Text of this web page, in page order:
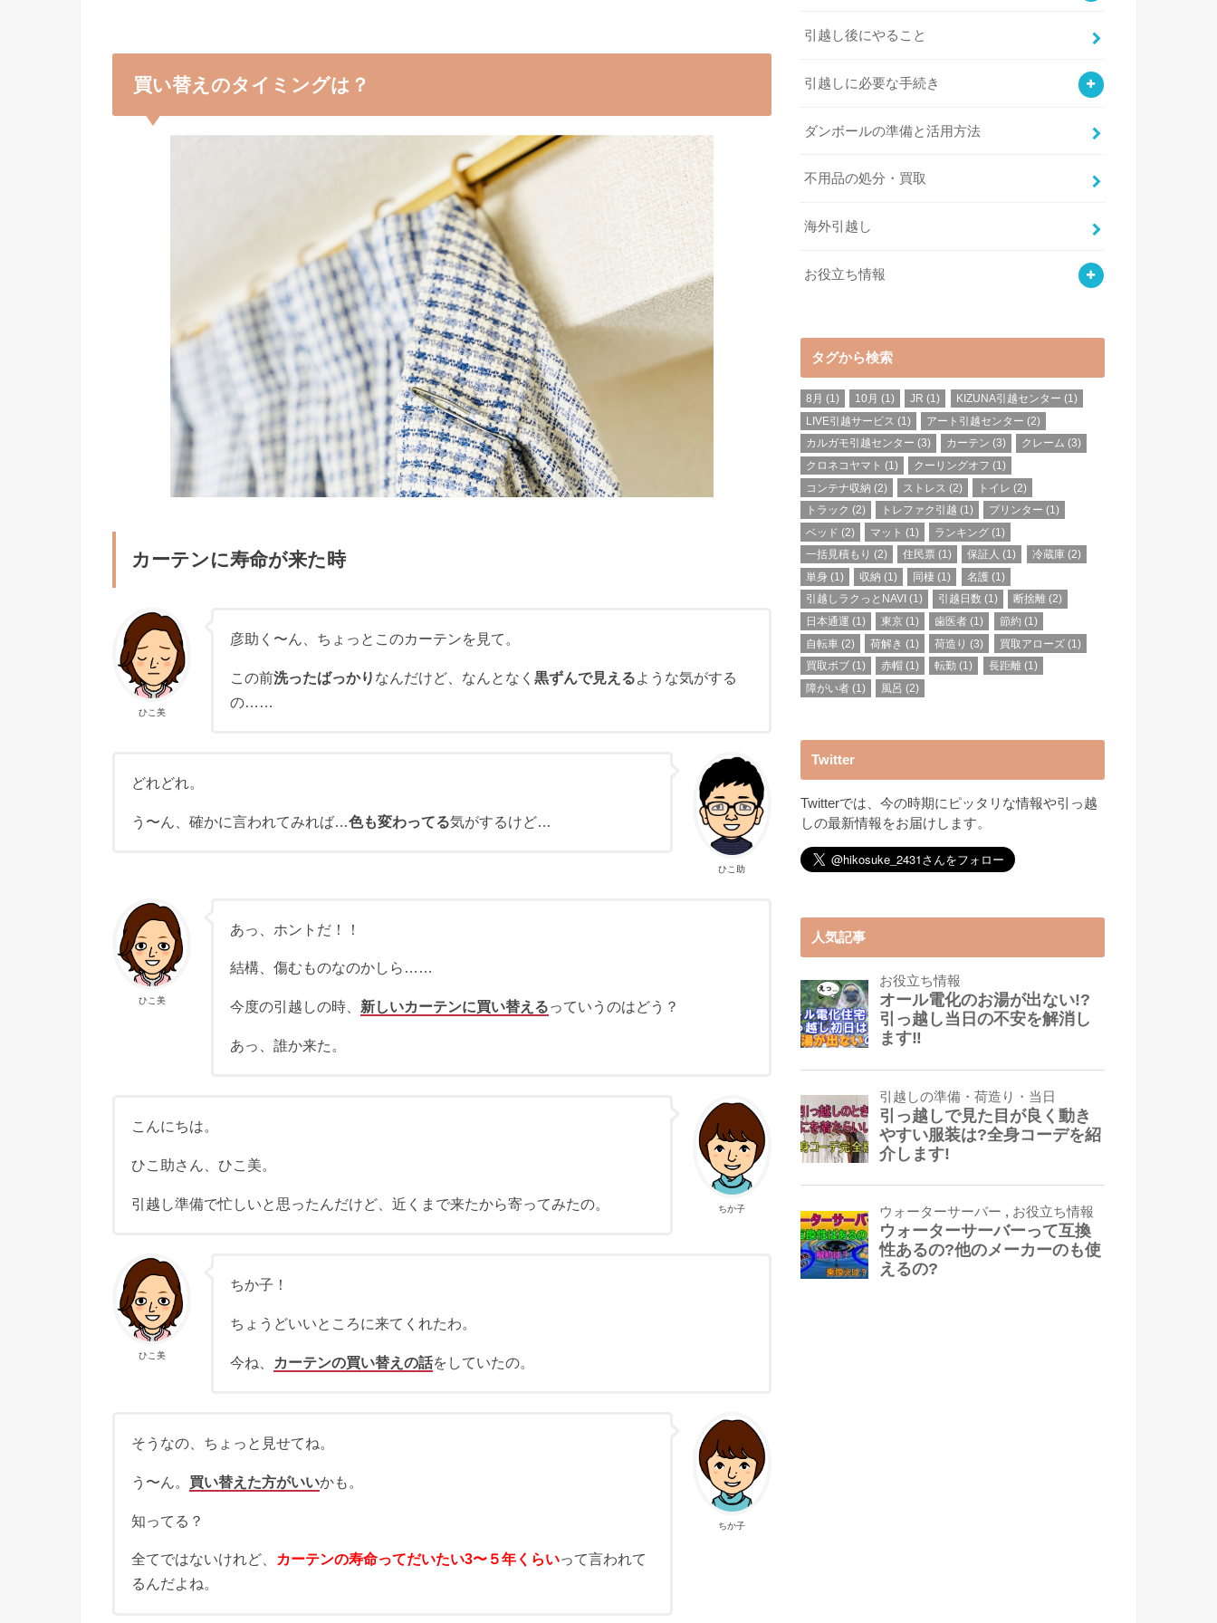
買い替えのタイミングは？
カーテンに寿命が来た時
ひこ美
彦助く〜ん、ちょっとこのカーテンを見て。
この前洗ったばっかり なんだけど、なんとなく黒ずんで見えるような気がする
の……
ひこ助
どれどれ。
う〜ん、確かに言われてみれば…色も変わってる気がするけど…
ひこ美
あっ、ホントだ！！
結構、傷むものなのかしら……
今度の引越しの時、 新しいカーテンに買い替えるっていうのはどう？
あっ、誰か来た。
ちか子
こんにちは。
ひこ助さん、ひこ美。
引越し準備で忙しいと思ったんだけど、近くまで来たから寄ってみたの。
ひこ美
ちか子！
ちょうどいいところに来てくれたわ。
今ね、 カーテンの買い替えの話をしていたの。
ちか子
そうなの、ちょっと見せてね。
う〜ん。 買い替えた方がいいかも。
知ってる？
全てではないけれど、 カーテンの寿命ってだいたい3〜５年くらいって言われて
るんだよね。
引越し後にやること
引越しに必要な手続き
ダンボールの準備と活用方法
不用品の処分・買取
海外引越し
お役立ち情報
タグから検索
8月 (1) 10月 (1) JR (1) KIZUNA引越センター (1)
LIVE引越サービス (1) アート引越センター (2)
カルガモ引越センター (3) カーテン (3) クレーム (3)
クロネコヤマト (1) クーリングオフ (1)
コンテナ収納 (2) ストレス (2) トイレ (2)
トラック (2) トレファク引越 (1) プリンター (1)
ベッド (2) マット (1) ランキング (1)
一括見積もり (2) 住民票 (1) 保証人 (1) 冷蔵庫(2)
単身 (1) 収納 (1) 同棲 (1) 名護 (1)
引越しラクっとNAVI (1) 引越日数 (1) 断捨離 (2)
日本通運 (1) 東京 (1) 歯医者 (1) 節約 (1)
自転車 (2) 荷解き (1) 荷造り (3) 買取アローズ(1)
買取ボブ (1) 赤帽 (1) 転勤 (1) 長距離(1)
障がい者 (1) 風呂 (2)
Twitter
Twitterでは、今の時期にピッタリな情報や引っ越
しの最新情報をお届けします。
人気記事